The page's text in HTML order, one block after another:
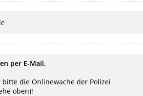
per E-Mail.
die Onlinewache der Polizei
oben)!